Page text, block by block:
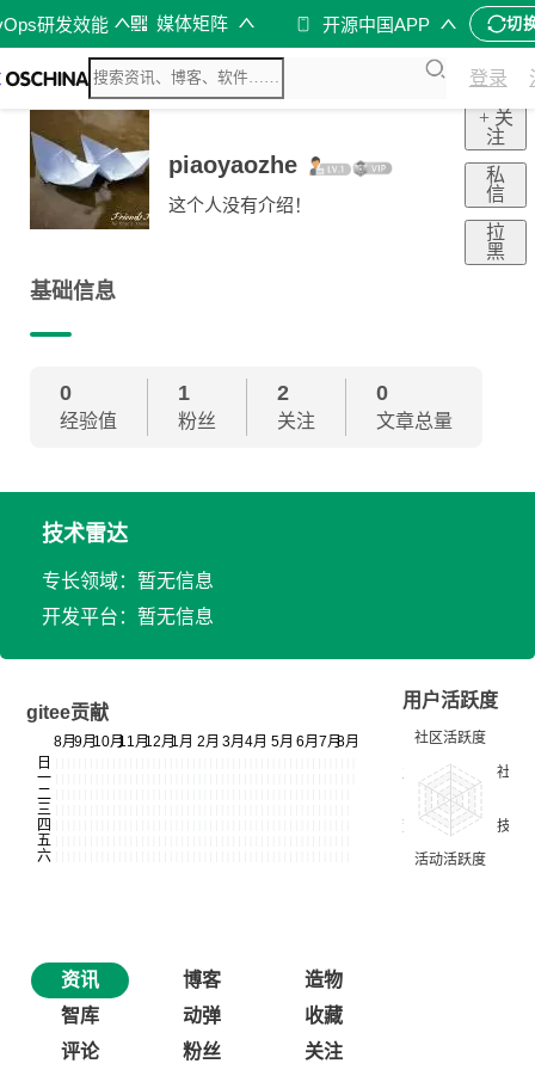
研发效能 媒体矩阵 开源中国APP 切
登录
piaoyaozhe
这个人没有介绍！
+ 关
注
私
信
拉
黑
基础信息
0
经验值
1
粉丝
2
关注
0
文章总量
技术雷达
专长领域：暂无信息
开发平台：暂无信息
gitee贡献
用户活跃度
资讯 博客
造物
智库
动弹
收藏
评论
粉丝 关注